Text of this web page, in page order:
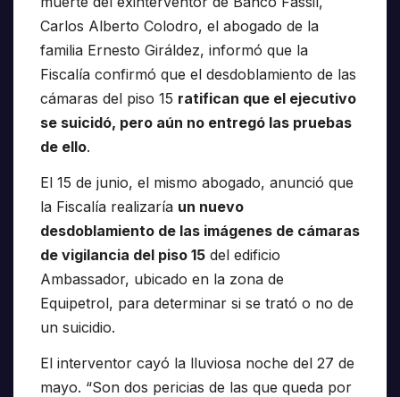
Carlos Alberto Colodro, el abogado de la
familia Ernesto Giráldez, informó que la
Fiscalía confirmó que el desdoblamiento de las
cámaras del piso 15 ratifican que el ejecutivo
se suicidó, pero aún no entregó las pruebas
de ello.
El 15 de junio, el mismo abogado, anunció que
la Fiscalía realizaría un nuevo
desdoblamiento de las imágenes de cámaras
de vigilancia del piso 15 del edificio
Ambassador, ubicado en la zona de
Equipetrol, para determinar si se trató o no de
un suicidio.
El interventor cayó la lluviosa noche del 27 de
mayo. “Son dos pericias de las que queda por